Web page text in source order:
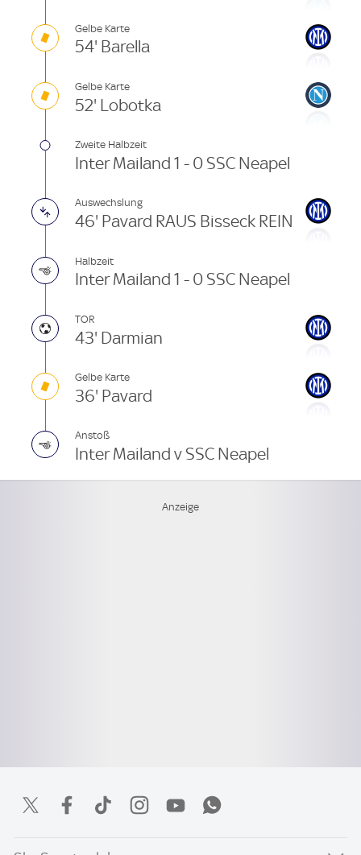
Gelbe Karte
54' Barella
Gelbe Karte
52' Lobotka
Zweite Halbzeit
Inter Mailand 1 - 0 SSC Neapel
Auswechslung
46' Pavard RAUS Bisseck REIN
Halbzeit
Inter Mailand 1 - 0 SSC Neapel
TOR
43' Darmian
Gelbe Karte
36' Pavard
Anstoß
Inter Mailand v SSC Neapel